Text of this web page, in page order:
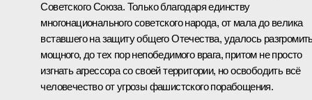
Советского Союза. Только благодаря единству
многонационального советского народа, от мала до велика
вставшего на защиту общего Отечества, удалось
мощного, до тех пор непобедимого врага, притом не просто
изгнать агрессора со своей территории, но освободить всё
человечество от угрозы фашистского порабощения.